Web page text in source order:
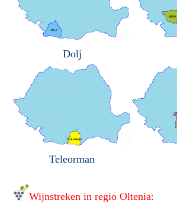
Dolj
Teleorman
Wijnstreken in regio Oltenia: